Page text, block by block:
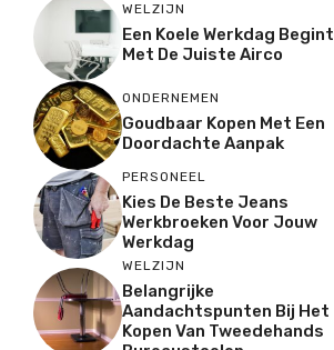
WELZIJN
Een Koele Werkdag Begint
Met De Juiste Airco
ONDERNEMEN
Goudbaar Kopen Met Een
Doordachte Aanpak
PERSONEEL
Kies De Beste Jeans
Werkbroeken Voor Jouw
Werkdag
WELZIJN
Belangrijke
Aandachtspunten Bij Het
Kopen Van Tweedehands